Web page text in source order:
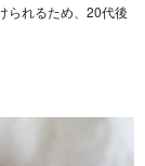
られるため、20代後